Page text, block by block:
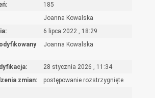
185
Joanna Kowalska
6 lipca 2022 , 18:29
Joanna Kowalska
28 stycznia 2026 , 11:34
zmian:
postępowanie rozstrzygnięte